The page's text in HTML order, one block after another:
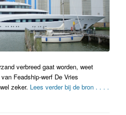
verbreed gaat worden, weet
Feadship-werf De Vries
zeker. Lees verder bij de bron . . . .